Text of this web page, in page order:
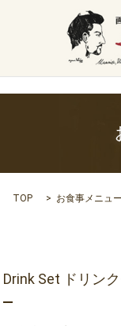
TOP お食事メニュー
Drink Set ドリン